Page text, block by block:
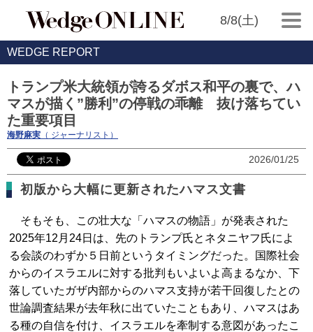
8/8(土)
WEDGE REPORT
トランプ米大統領が誇るダボス和平の裏で、ハ
マスが描く”勝利”の停戦の乖離 抜け落ちてい
た重要項目
海野麻実 （ ジャーナリスト）
2026/01/25
初版から大幅に更新されたハマス文書
そもそも、この壮大な「ハマスの物語」が発表された
2025年12月24日は、先のトランプ氏とネタニヤフ氏によ
る会談のわずか５日前というタイミングだった。国際社会
からのイスラエルに対する批判もいよいよ高まるなか、下
落していたガザ内部からのハマス支持が若干回復したとの
世論調査結果が去年秋に出ていたこともあり、ハマスはあ
る種の自信を付け、イスラエルを牽制する意図があったこ